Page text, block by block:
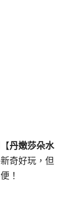
丹嫩莎朵水
奇好玩，但
！